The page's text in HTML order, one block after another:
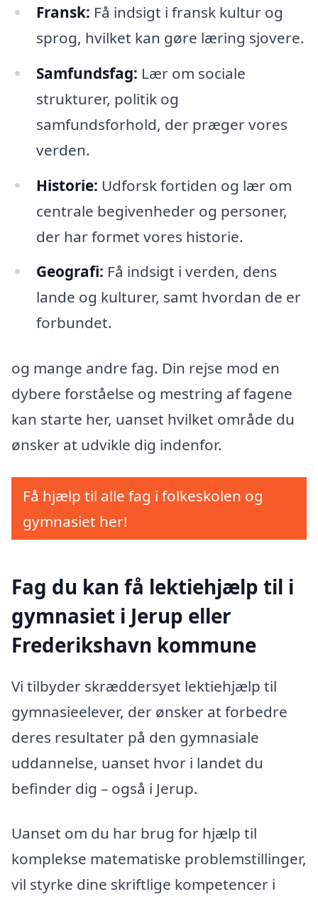
Fransk: Få indsigt i fransk kultur og
sprog, hvilket kan gøre læring sjovere.
Samfundsfag: Lær om sociale
strukturer, politik og
samfundsforhold, der præger vores
verden.
Historie: Udforsk fortiden og lær om
centrale begivenheder og personer,
der har formet vores historie.
Geografi: Få indsigt i verden, dens
lande og kulturer, samt hvordan de er
forbundet.
og mange andre fag. Din rejse mod en
dybere forståelse og mestring af fagene
kan starte her, uanset hvilket område du
ønsker at udvikle dig indenfor.
Få hjælp til alle fag i folkeskolen og
gymnasiet her!
Fag du kan få lektiehjælp til i
gymnasiet i Jerup eller
Frederikshavn kommune
Vi tilbyder skræddersyet lektiehjælp til
gymnasieelever, der ønsker at forbedre
deres resultater på den gymnasiale
uddannelse, uanset hvor i landet du
befinder dig – også i Jerup.
Uanset om du har brug for hjælp til
komplekse matematiske problemstillinger,
vil styrke dine skriftlige kompetencer i